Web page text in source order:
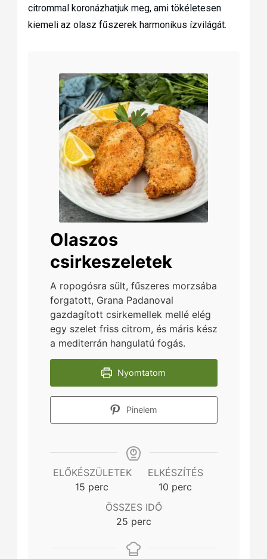
citrommal koronázhatjuk meg, ami tökéletesen
kiemeli az olasz fűszerek harmonikus ízvilágát.
Olaszos
csirkeszeletek
A ropogósra sült, fűszeres morzsába
forgatott, Grana Padanoval
gazdagított csirkemellek mellé elég
egy szelet friss citrom, és máris kész
a mediterrán hangulatú fogás.
Nyomtatom
Pinelem
ELŐKÉSZÜLETEK
15minutes
perc
ELKÉSZÍTÉS
10 minutes
perc
ÖSSZES IDŐ
25minutes
perc